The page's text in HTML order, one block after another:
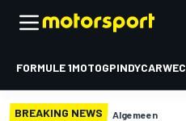
FORMULE 1MOTOGPINDYCARWEC
BREAKING NEWS Algemeen